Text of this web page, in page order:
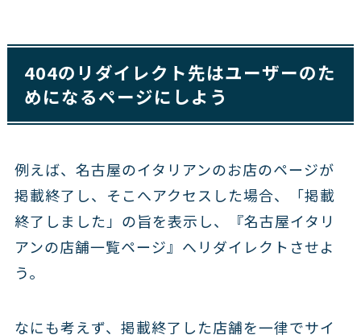
404のリダイレクト先はユーザーのた
めになるページにしよう
例えば、名古屋のイタリアンのお店のページが
掲載終了し、そこへアクセスした場合、「掲載
終了しました」の旨を表示し、『名古屋イタリ
アンの店舗一覧ページ』へリダイレクトさせよ
う。
なにも考えず、掲載終了した店舗を一律でサイ